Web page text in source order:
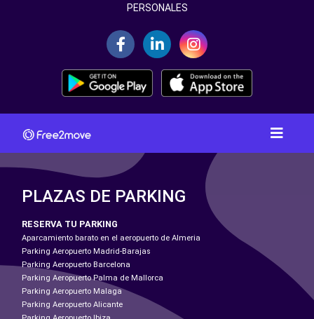
PERSONALES
PLAZAS DE PARKING
RESERVA TU PARKING
Aparcamiento barato en el aeropuerto de Almeria
Parking Aeropuerto Madrid-Barajas
Parking Aeropuerto Barcelona
Parking Aeropuerto Palma de Mallorca
Parking Aeropuerto Malaga
Parking Aeropuerto Alicante